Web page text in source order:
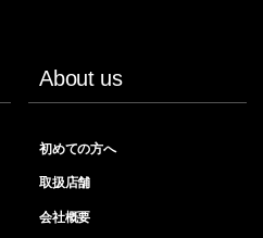
About us
初めての方へ
取扱店舗
会社概要